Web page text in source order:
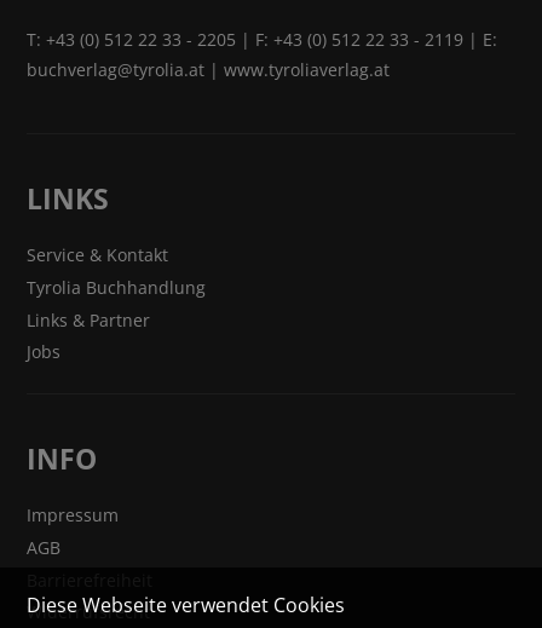
T:+43 (0) 512 22 33 - 2205 | F: +43 (0) 512 22 33 - 2119 | E:
buchverlag@tyrolia.at |www.tyroliaverlag.at
LINKS
Service & Kontakt
Tyrolia Buchhandlung
Links & Partner
Jobs
INFO
Impressum
AGB
Widerrufsrecht
Diese Webseite verwendet Cookies